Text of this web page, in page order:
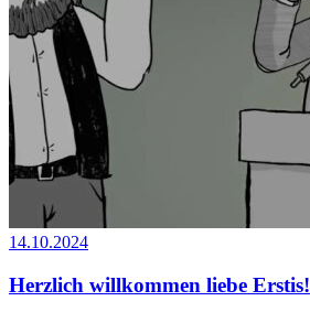
14.10.2024
Herzlich willkommen liebe Erstis!